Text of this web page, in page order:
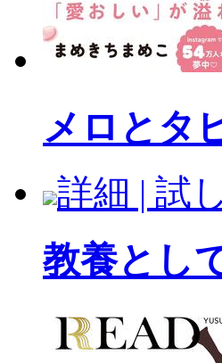
メロとタ
詳細 | 試
教養とし